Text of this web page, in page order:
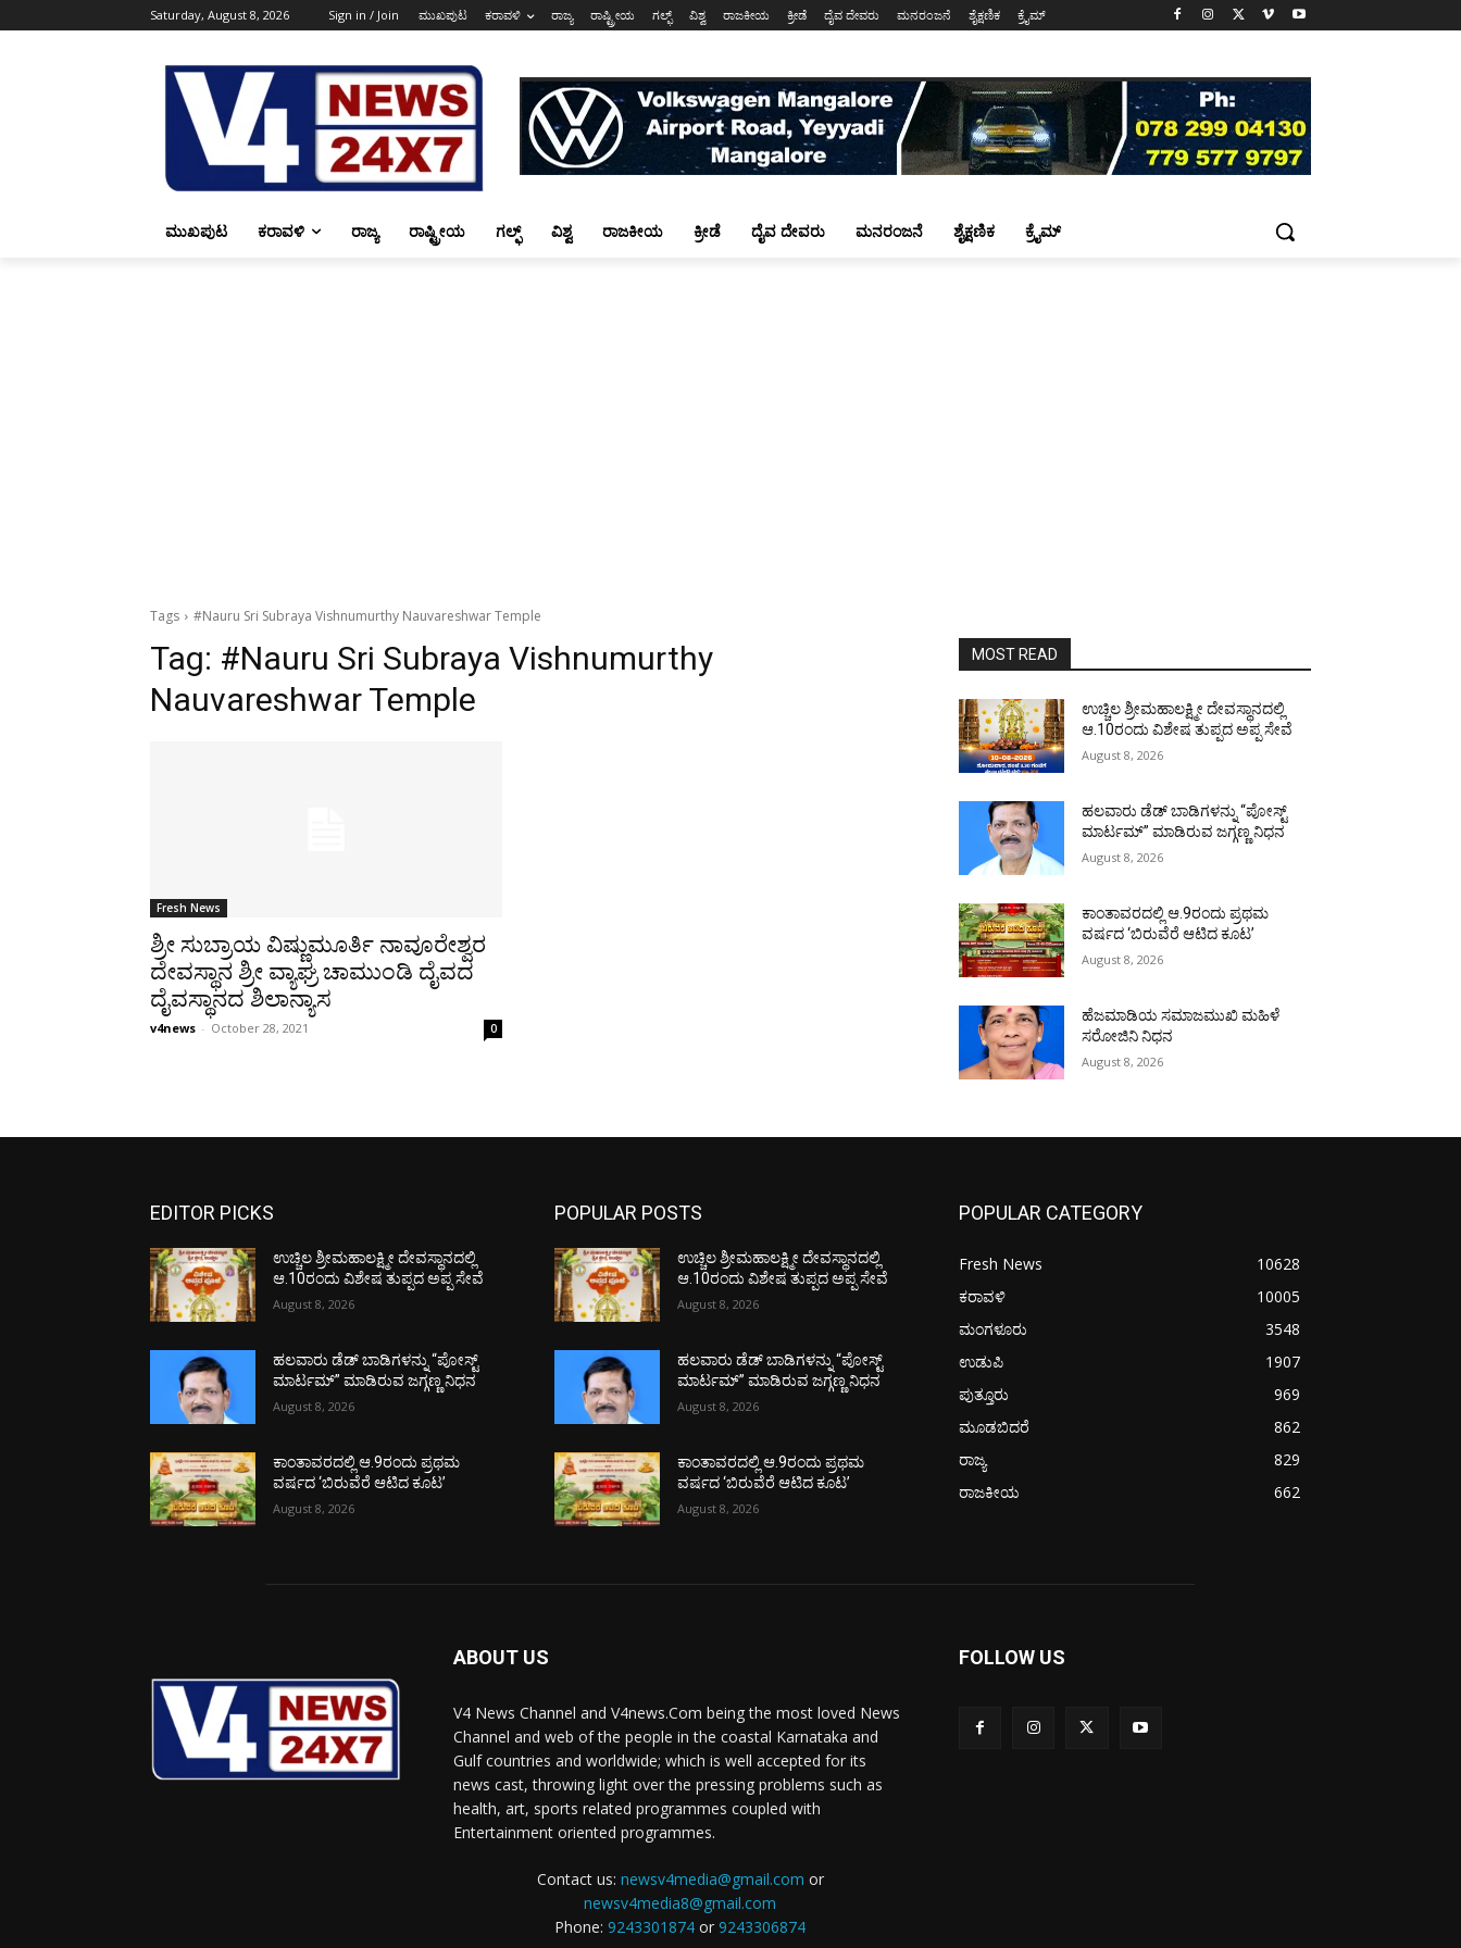
Saturday, August 8, 2026 Sign in / Join ಮುಖಪುಟ ಕರಾವಳಿ ರಾಜ್ಯ ರಾಷ್ಟ್ರೀಯ ಗಲ್ಫ್ ವಿಶ್ವ ರಾಜಕೀಯ ಕ್ರೀಡೆ ದೈವ ದೇವರು ಮನರಂಜನೆ ಶೈಕ್ಷಣಿಕ ಕ್ರೈಮ್
ಮುಖಪುಟ ಕರಾವಳಿ ರಾಜ್ಯ ರಾಷ್ಟ್ರೀಯ ಗಲ್ಫ್ ವಿಶ್ವ ರಾಜಕೀಯ ಕ್ರೀಡೆ ದೈವ ದೇವರು ಮನರಂಜನೆ ಶೈಕ್ಷಣಿಕ ಕ್ರೈಮ್
Tags #Nauru Sri Subraya Vishnumurthy Nauvareshwar Temple
Tag: #Nauru Sri Subraya Vishnumurthy
Nauvareshwar Temple
Fresh News
ಶ್ರೀ ಸುಬ್ರಾಯ ವಿಷ್ಣುಮೂರ್ತಿ ನಾವೂರೇಶ್ವರ
ದೇವಸ್ಥಾನ ಶ್ರೀ ವ್ಯಾಘ್ರ ಚಾಮುಂಡಿ ದೈವದ
ದೈವಸ್ಥಾನದ ಶಿಲಾನ್ಯಾಸ
v4news - October 28, 2021 0
MOST READ
ಉಚ್ಚಿಲ ಶ್ರೀಮಹಾಲಕ್ಷ್ಮೀ ದೇವಸ್ಥಾನದಲ್ಲಿ
ಆ.10ರಂದು ವಿಶೇಷ ತುಪ್ಪದ ಅಪ್ಪ ಸೇವೆ
August 8, 2026
ಹಲವಾರು ಡೆಡ್ ಬಾಡಿಗಳನ್ನು “ಪೋಸ್ಟ್
ಮಾರ್ಟಮ್” ಮಾಡಿರುವ ಜಗ್ಗಣ್ಣ ನಿಧನ
August 8, 2026
ಕಾಂತಾವರದಲ್ಲಿ ಆ.9ರಂದು ಪ್ರಥಮ
ವರ್ಷದ ‘ಬಿರುವೆರೆ ಆಟಿದ ಕೂಟ’
August 8, 2026
ಹೆಜಮಾಡಿಯ ಸಮಾಜಮುಖಿ ಮಹಿಳೆ
ಸರೋಜಿನಿ ನಿಧನ
August 8, 2026
EDITOR PICKS
ಉಚ್ಚಿಲ ಶ್ರೀಮಹಾಲಕ್ಷ್ಮೀ ದೇವಸ್ಥಾನದಲ್ಲಿ
ಆ.10ರಂದು ವಿಶೇಷ ತುಪ್ಪದ ಅಪ್ಪ ಸೇವೆ
August 8, 2026
ಹಲವಾರು ಡೆಡ್ ಬಾಡಿಗಳನ್ನು “ಪೋಸ್ಟ್
ಮಾರ್ಟಮ್” ಮಾಡಿರುವ ಜಗ್ಗಣ್ಣ ನಿಧನ
August 8, 2026
ಕಾಂತಾವರದಲ್ಲಿ ಆ.9ರಂದು ಪ್ರಥಮ
ವರ್ಷದ ‘ಬಿರುವೆರೆ ಆಟಿದ ಕೂಟ’
August 8, 2026
POPULAR POSTS
ಉಚ್ಚಿಲ ಶ್ರೀಮಹಾಲಕ್ಷ್ಮೀ ದೇವಸ್ಥಾನದಲ್ಲಿ
ಆ.10ರಂದು ವಿಶೇಷ ತುಪ್ಪದ ಅಪ್ಪ ಸೇವೆ
August 8, 2026
ಹಲವಾರು ಡೆಡ್ ಬಾಡಿಗಳನ್ನು “ಪೋಸ್ಟ್
ಮಾರ್ಟಮ್” ಮಾಡಿರುವ ಜಗ್ಗಣ್ಣ ನಿಧನ
August 8, 2026
ಕಾಂತಾವರದಲ್ಲಿ ಆ.9ರಂದು ಪ್ರಥಮ
ವರ್ಷದ ‘ಬಿರುವೆರೆ ಆಟಿದ ಕೂಟ’
August 8, 2026
POPULAR CATEGORY
Fresh News
10628
ಕರಾವಳಿ
10005
ಮಂಗಳೂರು
3548
ಉಡುಪಿ
1907
ಪುತ್ತೂರು
969
ಮೂಡಬಿದರೆ
862
ರಾಜ್ಯ
829
ರಾಜಕೀಯ
662
ABOUT US
V4 News Channel and V4news.Com being the most loved News
Channel and web of the people in the coastal Karnataka and
Gulf countries and worldwide; which is well accepted for its
news cast, throwing light over the pressing problems such as
health, art, sports related programmes coupled with
Entertainment oriented programmes.
Contact us: newsv4media@gmail.com or
newsv4media8@gmail.com
Phone: 9243301874 or 9243306874
FOLLOW US